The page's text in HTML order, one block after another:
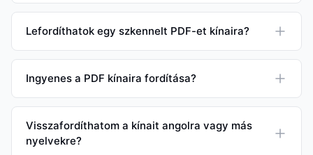
Lefordíthatok egy szkennelt PDF-et kínaira?
Ingyenes a PDF kínaira fordítása?
Visszafordíthatom a kínait angolra vagy más
nyelvekre?